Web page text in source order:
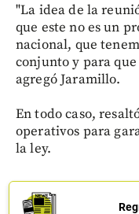
"La idea de la
que este no es un
nacional, que
conjunto y para
agregó Jaramillo.
En todo caso,
operativos para
la ley.